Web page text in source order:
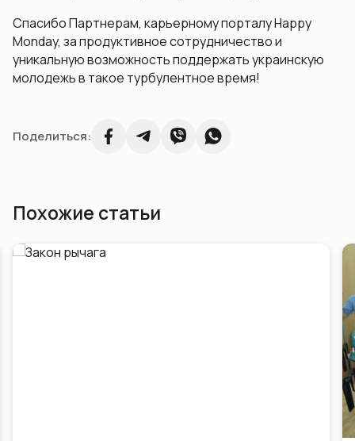
Спасибо Партнерам, карьерному порталу Happy
Monday, за продуктивное сотрудничество и
уникальную возможность поддержать украинскую
молодежь в такое турбулентное время!
Поделиться:
Похожие статьи